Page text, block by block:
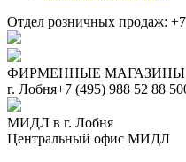
Отдел розничных продаж:
ФИРМЕННЫЕ МАГАЗИНЫ
г. Лобня+7 (495) 988 52 88
МИДЛ в г. Лобня
Центральный офис МИДЛ